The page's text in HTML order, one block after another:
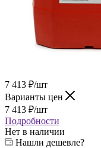
7 413 ₽/шт
Варианты цен
7 413 ₽/шт
Подробности
Нет в наличии
Нашли дешевле?